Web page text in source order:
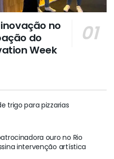
no
do
Week
trigo para pizzarias
ouro no Rio
intervenção artística